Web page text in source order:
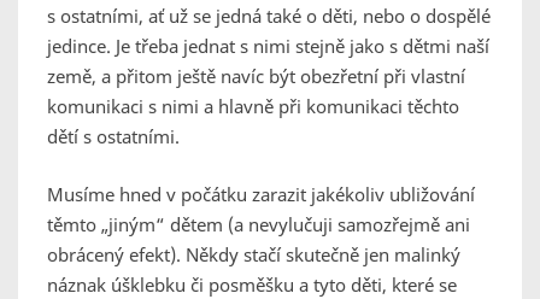
s ostatními, ať už se jedná také o děti, nebo o dospělé
jedince. Je třeba jednat s nimi stejně jako s dětmi naší
země, a přitom ještě navíc být obezřetní při vlastní
komunikaci s nimi a hlavně při komunikaci těchto
dětí s ostatními.
Musíme hned v počátku zarazit jakékoliv ubližování
těmto „jiným“ dětem (a nevylučuji samozřejmě ani
obrácený efekt). Někdy stačí skutečně jen malinký
náznak úšklebku či posměšku a tyto děti, které se